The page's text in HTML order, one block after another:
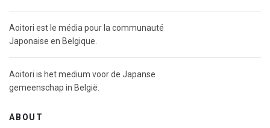
Aoitori est le média pour la communauté
Japonaise en Belgique.
Aoitori is het medium voor de Japanse
gemeenschap in België.
ABOUT